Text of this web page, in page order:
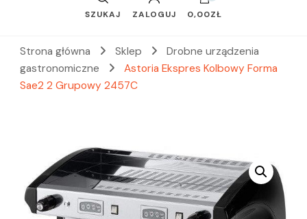
SZUKAJ ZALOGUJ 0,00ZŁ
Strona główna Sklep
Drobne urządzenia
gastronomiczne
Astoria Ekspres Kolbowy Forma
Sae2 2 Grupowy 2457C